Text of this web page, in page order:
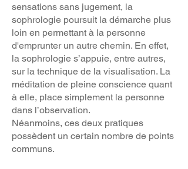
sensations sans jugement, la
sophrologie poursuit la démarche plus
loin en permettant à la personne
d'emprunter un autre chemin. En effet,
la sophrologie s’appuie, entre autres,
sur la technique de la visualisation. La
méditation de pleine conscience quant
à elle, place simplement la personne
dans l’observation.
Néanmoins, ces deux pratiques
possèdent un certain nombre de points
communs.